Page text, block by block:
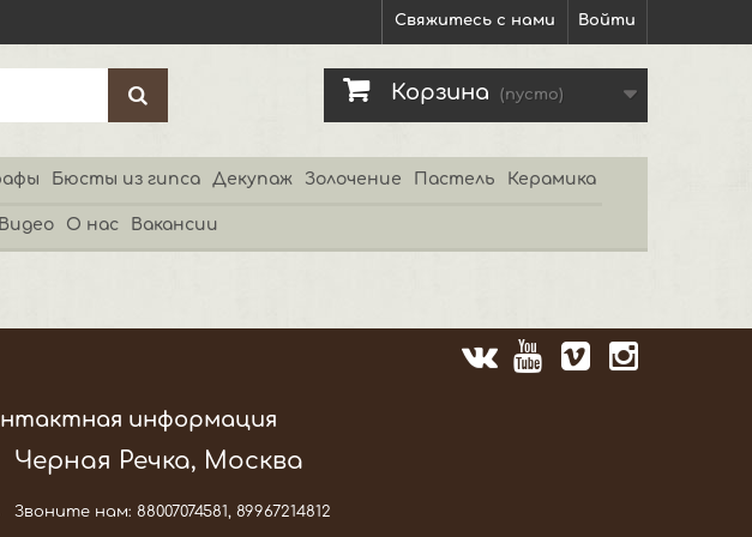
Войти
Свяжитесь с нами
Корзина (пусто)
Бюсты из гипса Декупаж Золочение Пастель Керамика
Видео О нас Вакансии
информация
Черная Речка, Москва
Звоните нам: 88007074581, 89967214812